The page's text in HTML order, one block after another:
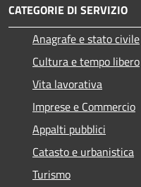
CATEGORIE DI SERVIZIO
Anagrafe e stato civile
Cultura e tempo libero
Vita lavorativa
Imprese e Commercio
Appalti pubblici
Catasto e urbanistica
Turismo